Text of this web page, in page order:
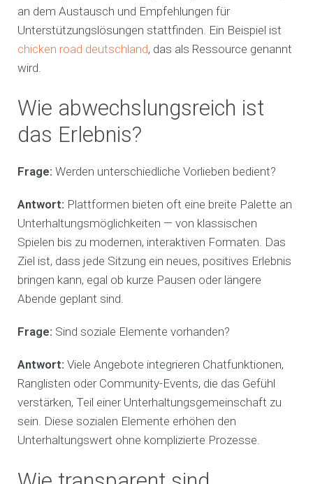
an dem Austausch und Empfehlungen für
Unterstützungslösungen stattfinden. Ein Beispiel ist
chicken road deutschland, das als Ressource genannt
wird.
Wie abwechslungsreich ist
das Erlebnis?
Frage: Werden unterschiedliche Vorlieben bedient?
Antwort: Plattformen bieten oft eine breite Palette an
Unterhaltungsmöglichkeiten — von klassischen
Spielen bis zu modernen, interaktiven Formaten. Das
Ziel ist, dass jede Sitzung ein neues, positives Erlebnis
bringen kann, egal ob kurze Pausen oder längere
Abende geplant sind.
Frage: Sind soziale Elemente vorhanden?
Antwort: Viele Angebote integrieren Chatfunktionen,
Ranglisten oder Community-Events, die das Gefühl
verstärken, Teil einer Unterhaltungsgemeinschaft zu
sein. Diese sozialen Elemente erhöhen den
Unterhaltungswert ohne komplizierte Prozesse.